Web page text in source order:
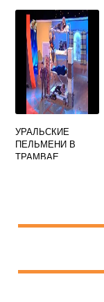
УРАЛЬСКИЕ
ПЕЛЬМЕНИ В
ТРАМВАЕ